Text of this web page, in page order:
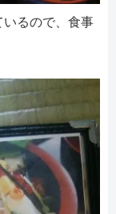
るので、食事